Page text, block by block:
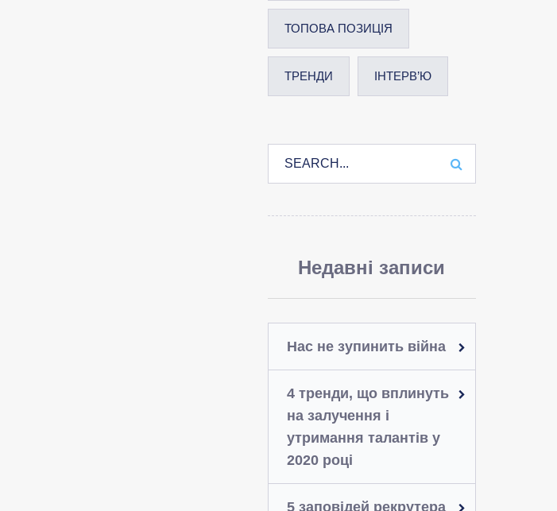
ТОПОВА ПОЗИЦІЯ
ТРЕНДИ ІНТЕРВ’Ю
Недавні записи
Нас не зупинить війна
4 тренди, що вплинуть
на залучення і
утримання талантів у
2020 році
5 заповідей рекрутера